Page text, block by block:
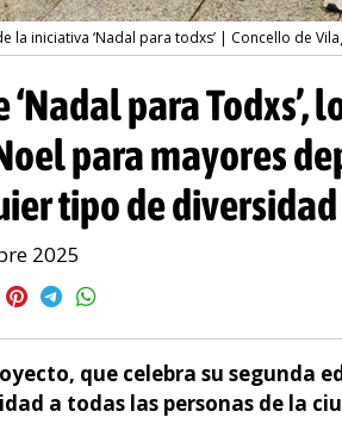
la iniciativa ‘Nadal para todxs’ | Concello de
‘Nadal para Todxs’,
para mayores
tipo de
2025
que celebra su segunda
a todas las personas de la